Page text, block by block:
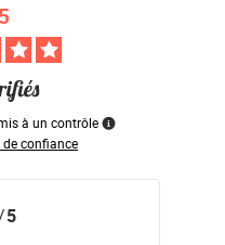
5
à un contrôle
confiance
5